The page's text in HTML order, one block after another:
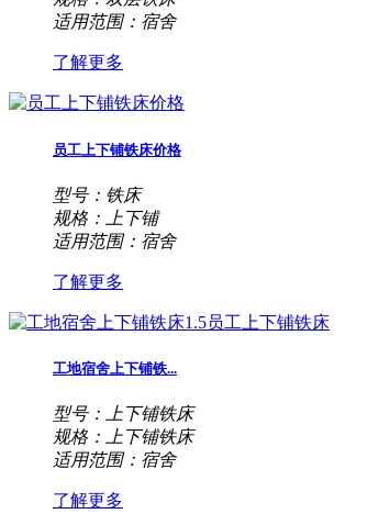
适用范围：宿舍
了解更多
员工上下铺铁床价格
型号：铁床
规格：上下铺
适用范围：宿舍
了解更多
工地宿舍上下铺铁...
型号：上下铺铁床
规格：上下铺铁床
适用范围：宿舍
了解更多